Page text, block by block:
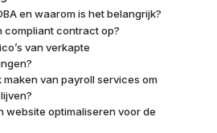
en waarom is het belangrijk?
compliant contract op?
van verkapte
maken van payroll services om
website optimaliseren voor de